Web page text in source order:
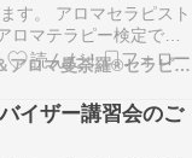
す。 アロマセラピスト
ロマテラピー検定でし
疲れ様でした！！ そし
おめでとうございます
格しましたー✨」との
Ｅやメールで続々と届
アロマスクール＆アロマ曼荼羅®セラピー My Earth
イザー講習会のご